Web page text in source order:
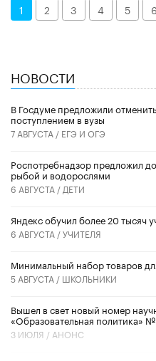
1 2 3 4 5 6
НОВОСТИ
В Госдуме предложили
поступлением в вузы
7 АВГУСТА / ЕГЭ И ОГЭ
Роспотребнадзор предложил
рыбой и водорослями
6 АВГУСТА / ДЕТИ
​Яндекс обучил более 20 тысяч
6 АВГУСТА /УЧИТЕЛЯ
Минимальный набор товаров
5 АВГУСТА / ШКОЛЬНИКИ
Вышел в свет новый номер
«Образовательная политика»
3 ИЮЛЯ / АНОНС